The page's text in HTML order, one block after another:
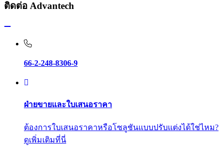
ติดต่อ Advantech
66-2-248-8306-9
ฝ่ายขายและใบเสนอราคา
ต้องการใบเสนอราคาหรือโซลูชันแบบปรับแต่งได้ใช่ไหม?
ดูเพิ่มเติมที่นี่